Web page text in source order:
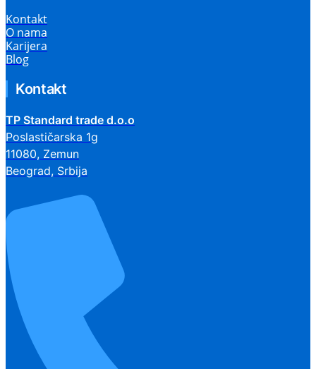
Kontakt
O nama
Karijera
Blog
Kontakt
TP Standard trade d.o.o
Poslastičarska 1g
11080, Zemun
Beograd, Srbija